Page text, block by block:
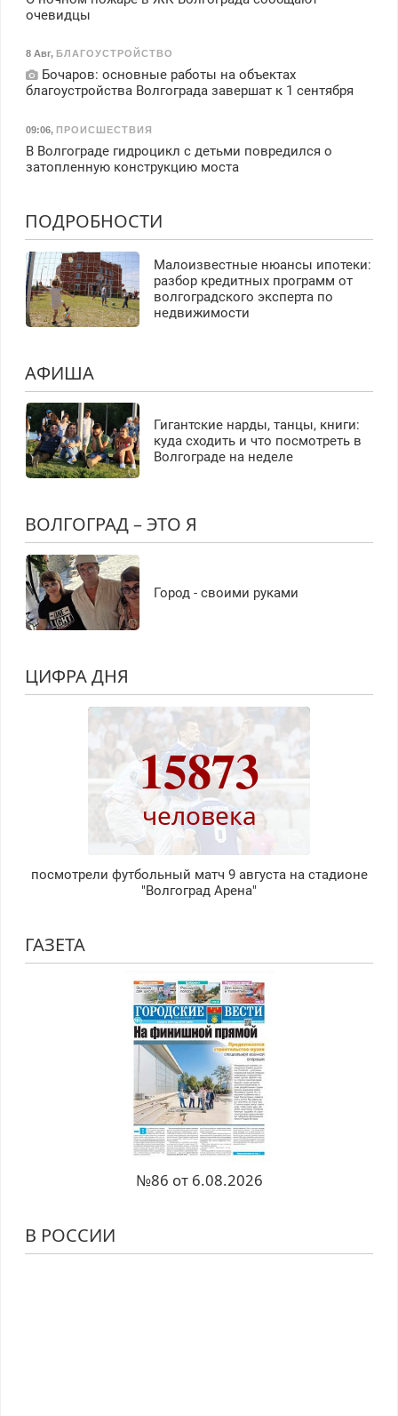
очевидцы
8 Авг, БЛАГОУСТРОЙСТВО
Бочаров: основные работы на объектах
благоустройства Волгограда завершат к 1 сентября
09:06, ПРОИСШЕСТВИЯ
В Волгограде гидроцикл с детьми повредился о
затопленную конструкцию моста
ПОДРОБНОСТИ
Малоизвестные нюансы ипотеки:
разбор кредитных программ от
волгоградского эксперта по
недвижимости
АФИША
Гигантские нарды, танцы, книги:
куда сходить и что посмотреть в
Волгограде на неделе
ВОЛГОГРАД – ЭТО Я
Город - своими руками
ЦИФРА ДНЯ
15873
человека
посмотрели футбольный матч 9 августа на стадионе
"Волгоград Арена"
ГАЗЕТА
№86 от 6.08.2026
В РОССИИ